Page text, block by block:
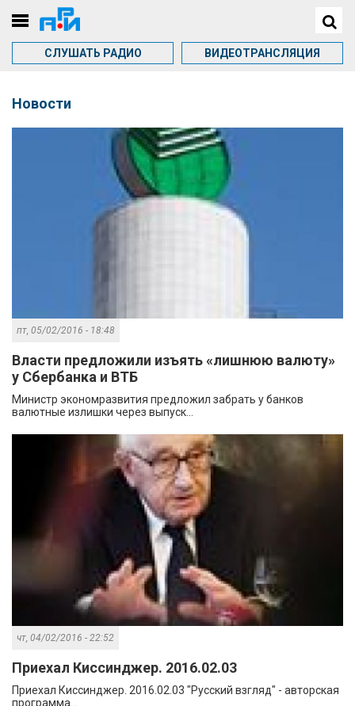
СЛУШАТЬ РАДИО ВИДЕОТРАНСЛЯЦИЯ
Новости
пт, 05/02/2016 - 18:48
Власти предложили изъять «лишнюю валюту»
у Сбербанка и ВТБ
Министр экономразвития предложил забрать у банков
валютные излишки через выпуск...
чт, 04/02/2016 - 22:52
Приехал Киссинджер. 2016.02.03
Приехал Киссинджер. 2016.02.03 "Русский взгляд" - авторская
программа...